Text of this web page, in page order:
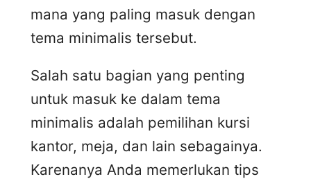
mana yang paling masuk dengan
tema minimalis tersebut.
Salah satu bagian yang penting
untuk masuk ke dalam tema
minimalis adalah pemilihan kursi
kantor, meja, dan lain sebagainya.
Karenanya Anda memerlukan tips